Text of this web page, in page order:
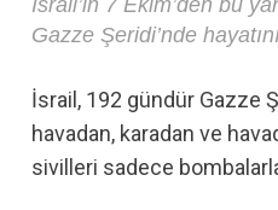
İsrail’in 7 Ekim’den bu
Gazze Şeridi’nde
İsrail, 192 gündür Gazze
havadan, karadan ve
sivilleri sadece